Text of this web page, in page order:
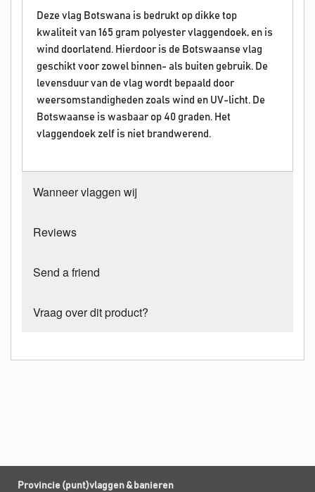
Deze vlag Botswana is bedrukt op dikke top
kwaliteit van 165 gram polyester vlaggendoek, en is
wind doorlatend. Hierdoor is de Botswaanse vlag
geschikt voor zowel binnen- als buiten gebruik. De
levensduur van de vlag wordt bepaald door
weersomstandigheden zoals wind en UV-licht. De
Botswaanse is wasbaar op 40 graden. Het
vlaggendoek zelf is niet brandwerend.
Wanneer vlaggen wij
Reviews
Send a friend
Vraag over dit product?
Provincie (punt)vlaggen & banieren